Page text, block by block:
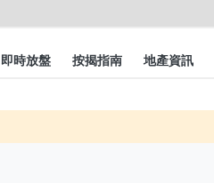
即時放盤 按揭指南 地產資訊